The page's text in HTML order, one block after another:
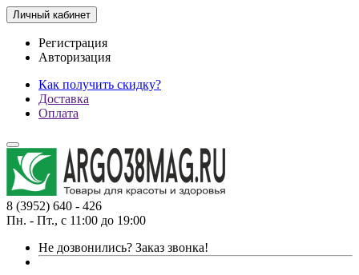
Личный кабинет
Регистрация
Авторизация
Как получить скидку?
Доставка
Оплата
8 (3952) 640 - 426
Пн. - Пт., с 11:00 до 19:00
Не дозвонились? Заказ звонка!